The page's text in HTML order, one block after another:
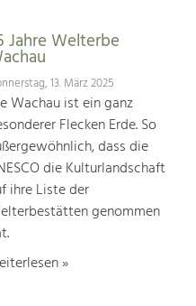
Jahre Welterbe
13. März 2025
Wachau ist ein ganz
Flecken Erde. So
dass die
die Kulturlandschaft
ihre Liste der
genommen
»